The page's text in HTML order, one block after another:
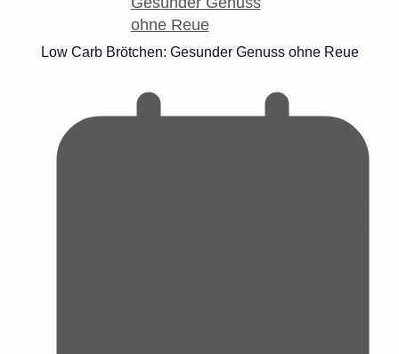
Low Carb Brötchen: Gesunder Genuss ohne Reue